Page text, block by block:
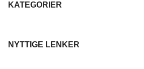
KATEGORIER
NYTTIGE LENKER